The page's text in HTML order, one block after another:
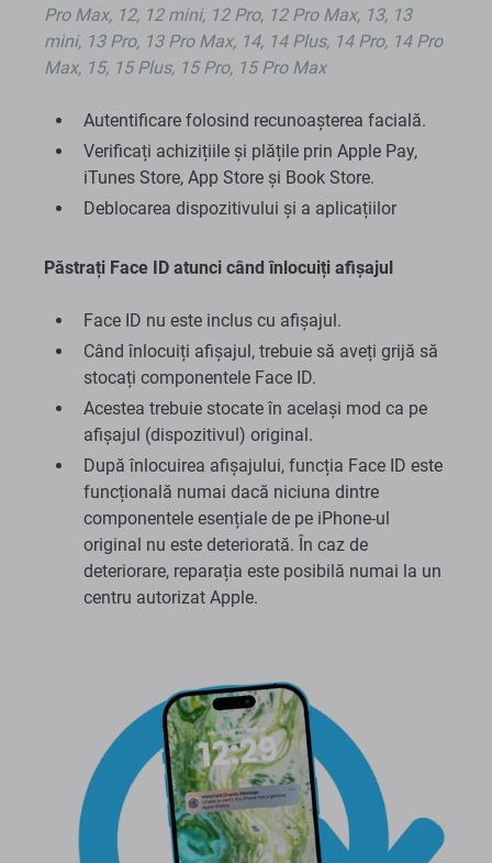
Pro Max, 12, 12 mini, 12 Pro, 12 Pro Max, 13, 13
mini, 13 Pro, 13 Pro Max, 14, 14 Plus, 14 Pro, 14 Pro
Max, 15, 15 Plus, 15 Pro, 15 Pro Max
Autentificare folosind recunoașterea facială.
Verificați achizițiile și plățile prin Apple Pay,
iTunes Store, App Store și Book Store.
Deblocarea dispozitivului și a aplicațiilor
Păstrați Face ID atunci când înlocuiți afișajul
Face ID nu este inclus cu afișajul.
Când înlocuiți afișajul, trebuie să aveți grijă să
stocați componentele Face ID.
Acestea trebuie stocate în același mod ca pe
afișajul (dispozitivul) original.
După înlocuirea afișajului, funcția Face ID este
funcțională numai dacă niciuna dintre
componentele esențiale de pe iPhone-ul
original nu este deteriorată. În caz de
deteriorare, reparația este posibilă numai la un
centru autorizat Apple.